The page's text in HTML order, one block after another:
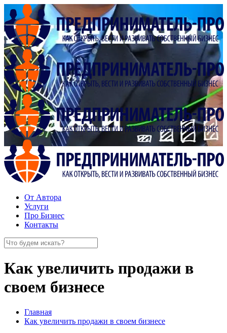
От Автора
Услуги
Про Бизнес
Контакты
Как увеличить продажи в
своем бизнесе
Главная
Как увеличить продажи в своем бизнесе